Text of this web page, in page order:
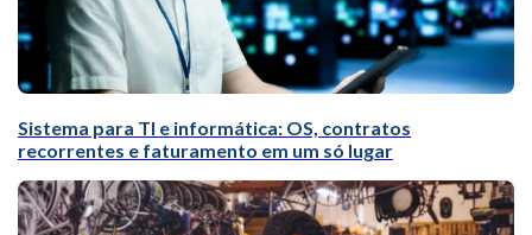
Sistema para TI e informática: OS, contratos
recorrentes e faturamento em um só lugar